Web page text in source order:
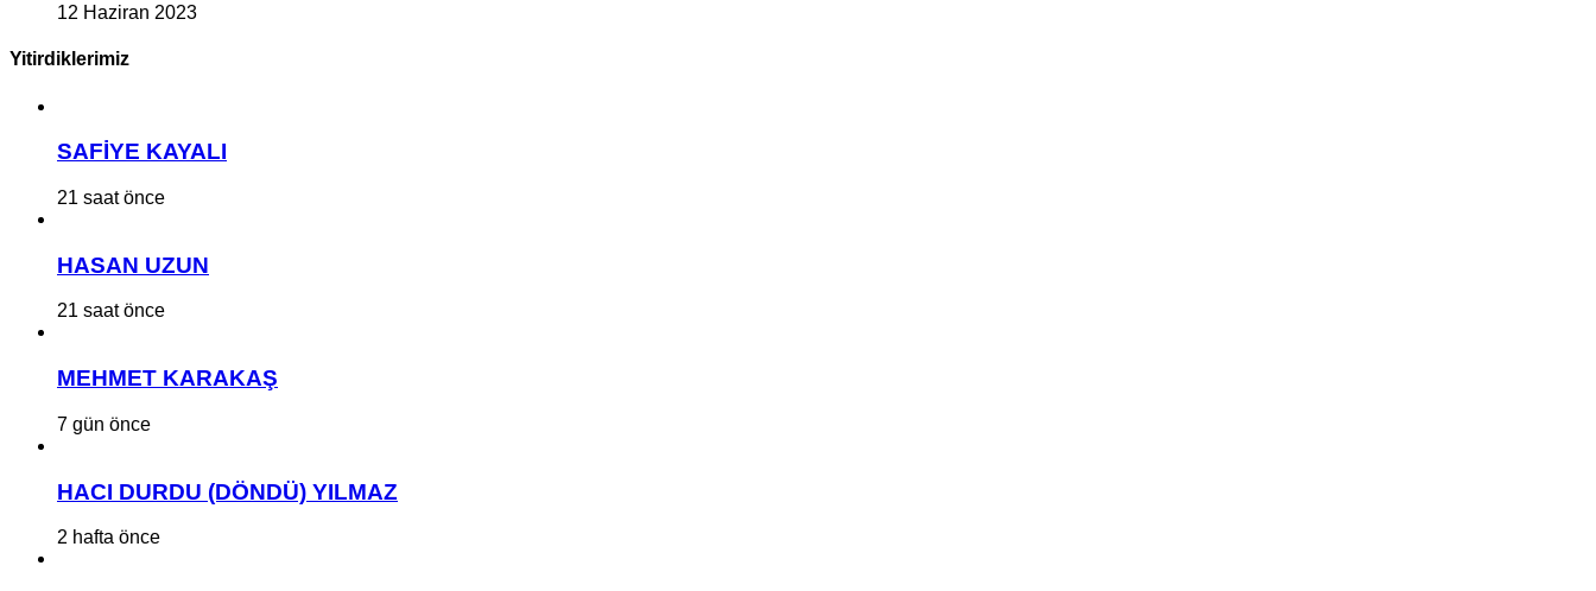
12 Haziran 2023
Yitirdiklerimiz
SAFİYE KAYALI
21 saat önce
HASAN UZUN
21 saat önce
MEHMET KARAKAŞ
7 gün önce
HACI DURDU (DÖNDÜ) YILMAZ
2 hafta önce